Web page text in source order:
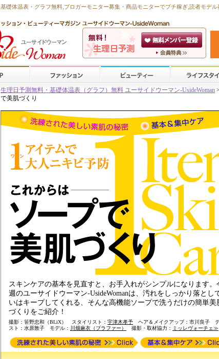
基礎体温表・グラフ無料 ,ブロガーモニター募集・商品モニターでプチ稼ぎ ,読者モデル
生理日予測無料・基礎体温表（グラフ）無料 ユーサイドウーマン-UsideWoman >
で美肌づくり
スキンケアの基本を見直すと、お手入れがシンプルになります。
週のユーサイドウーマン-UsideWomanは、汚れをしっかり落とし
いはキープしてくれる、そんな高機能ソープで洗うだけの簡単美
づくりをご紹介！
撮影：笹野忠和（BLiX） スタイリスト： 宇津木孝予 ヘア＆メイクアップ：市川良子
スト：水原敦子 モデル：
川畑麻衣（プラファー） 撮影・取材協力： ミッレヴォーチェ≫